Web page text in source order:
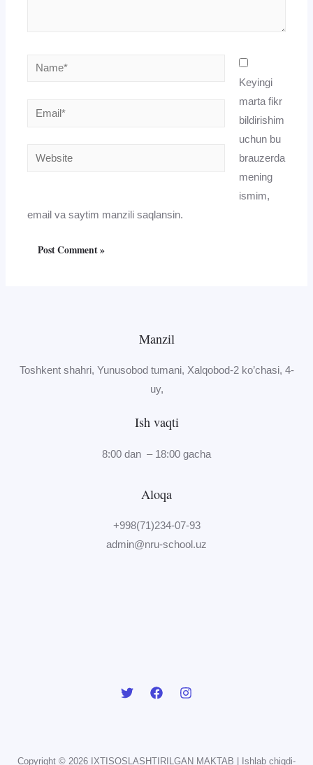
Name*
Email*
Website
Keyingi
marta fikr
bildirishim
uchun bu
brauzerda
mening
ismim,
email va saytim manzili saqlansin.
Manzil
Toshkent shahri, Yunusobod tumani, Xalqobod-2 ko’chasi, 4-
uy,
Ish vaqti
8:00 dan – 18:00 gacha
Aloqa
+998(71)234-07-93
admin@nru-school.uz
Copyright © 2026 IXTISOSLASHTIRILGAN MAKTAB | Ishlab chiqdi-